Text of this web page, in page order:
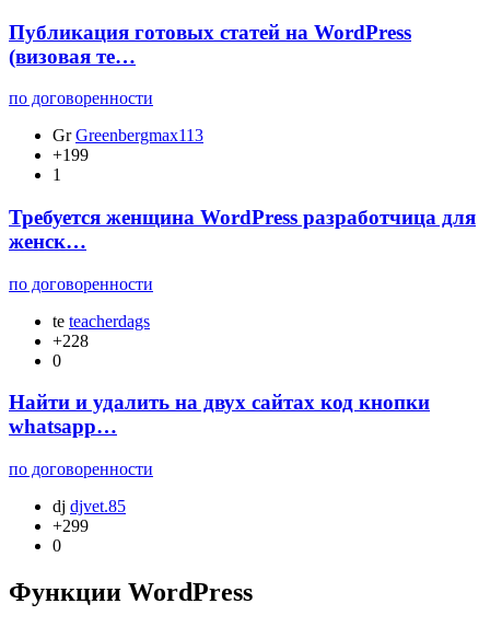
Публикация готовых статей на WordPress
(визовая те…
по договоренности
Gr Greenbergmax113
+199
1
Требуется женщина WordPress разработчица для
женск…
по договоренности
te teacherdags
+228
0
Найти и удалить на двух сайтах код кнопки
whatsapp…
по договоренности
dj djvet.85
+299
0
Функции WordPress